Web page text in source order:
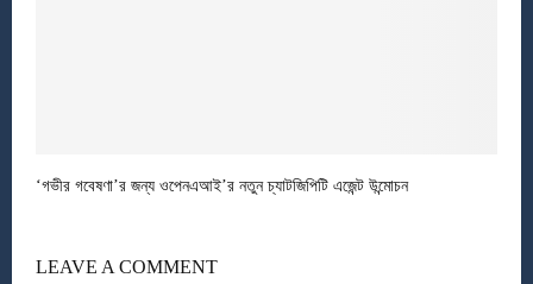
‘গভীর গবেষণা’র জন্য ওপেনএআই’র নতুন চ্যাটজিপিটি এজেন্ট উন্মোচন
LEAVE A COMMENT